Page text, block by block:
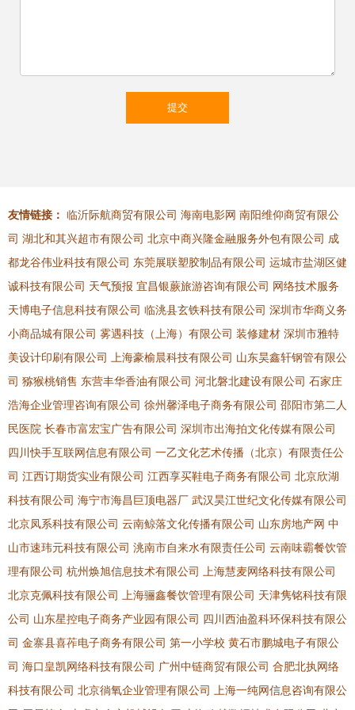
友情链接： 临沂际航商贸有限公司 海南电影网 南阳维仰商贸有限公
司 湖北和其兴超市有限公司 北京中商兴隆金融服务外包有限公司 成
都龙谷伟业科技有限公司 东莞展联塑胶制品有限公司 运城市盐湖区健
诚科技有限公司 天气预报 宜昌银蕨旅游咨询有限公司 网络技术服务
天博电子信息科技有限公司 临洮县玄铁科技有限公司 深圳市华商义务
小商品城有限公司 雾遇科技（上海）有限公司 装修建材 深圳市雅特
美设计印刷有限公司
上海豪榆晨科技有限公司 山东昊鑫轩钢管有限公
司 猕猴桃销售 东营丰华香油有限公司 河北磐北建设有限公司 石家庄
浩海企业管理咨询有限公司 徐州馨泽电子商务有限公司 邵阳市第二人
民医院 长春市富宏宝广告有限公司 深圳市出海拍文化传媒有限公司
四川快手互联网信息有限公司 一乙文化艺术传播（北京）有限责任公
司 江西订期货实业有限公司 江西享买鞋电子商务有限公司 北京欣湖
科技有限公司 海宁市海昌巨顶电器厂 武汉昊江世纪文化传媒有限公司
北京凤系科技有限公司 云南鲸落文化传播有限公司 山东房地产网 中
山市速玮元科技有限公司 洮南市自来水有限责任公司 云南味霸餐饮管
理有限公司 杭州焕旭信息技术有限公司
上海慧麦网络科技有限公司
北京克佩科技有限公司
上海骊鑫餐饮管理有限公司 天津隽铭科技有限
公司 山东星控电子商务产业园有限公司 四川西油盈科环保科技有限公
司 金寨县喜莋电子商务有限公司 第一小学校 黄石市鹏城电子有限公
司 海口皇凯网络科技有限公司 广州中链商贸有限公司 合肥北执网络
科技有限公司 北京徜氧企业管理有限公司
上海一纯网信息咨询有限公